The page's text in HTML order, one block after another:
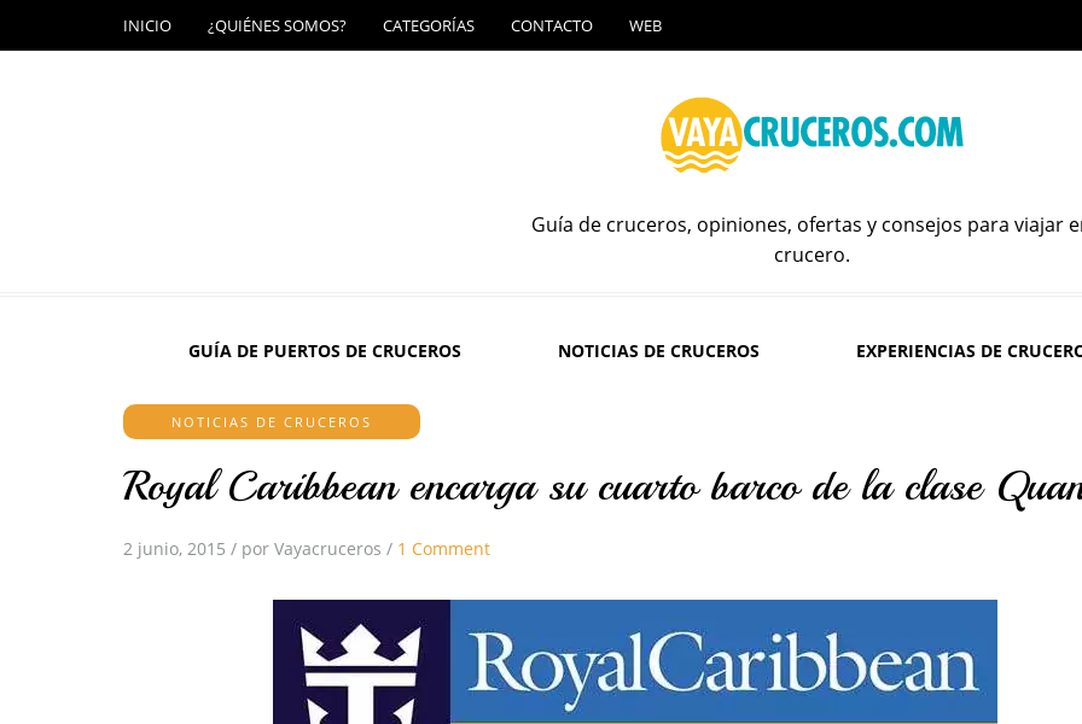
INICIO ¿QUIÉNES SOMOS? CATEGORÍAS CONTACTO WEB
Guía de cruceros, opiniones, ofertas y consejos para viajar
crucero.
GUÍA DE PUERTOS DE CRUCEROS NOTICIAS DE CRUCEROS EXPERIENCIAS DE
NOTICIAS DE CRUCEROS
Royal Caribbean encarga su cuarto barco de la clase
2 junio, 2015 / por Vayacruceros / 1 Comment